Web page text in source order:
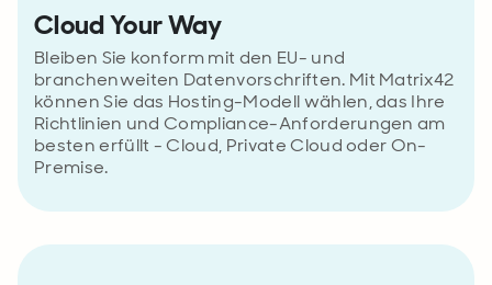
Cloud Your Way
Bleiben Sie konform mit den EU- und
branchenweiten Datenvorschriften. Mit Matrix42
können Sie das Hosting-Modell wählen, das Ihre
Richtlinien und Compliance-Anforderungen am
besten erfüllt - Cloud, Private Cloud oder On-
Premise.